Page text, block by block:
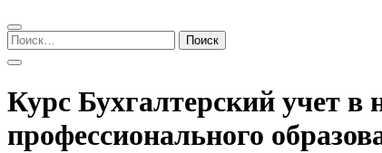
Найти:
Курс Бухгалтерский учет
профессионального